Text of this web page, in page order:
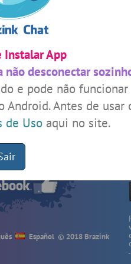
4 usuarios
4 usuarios
seu Chat e Rádio 📻
Español © 2018 Brazink
Instalar App
não desconectar
e pode não funcionar
Android. Antes de usar
de Usoaqui no site.